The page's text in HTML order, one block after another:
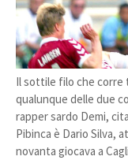
Il sottile filo che corre
qualunque delle due
rapper sardo Demi,
Pibinca è Dario Silva,
novanta giocava a